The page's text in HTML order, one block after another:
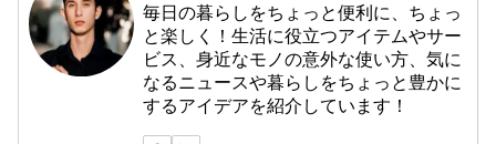
毎日の暮らしをちょっと便利に、ちょっ
と楽しく！生活に役立つアイテムやサー
ビス、身近なモノの意外な使い方、気に
なるニュースや暮らしをちょっと豊かに
するアイデアを紹介しています！